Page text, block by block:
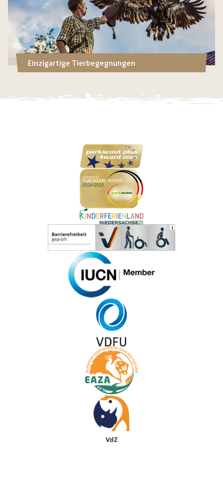
Einzigartige Tierbegegnungen